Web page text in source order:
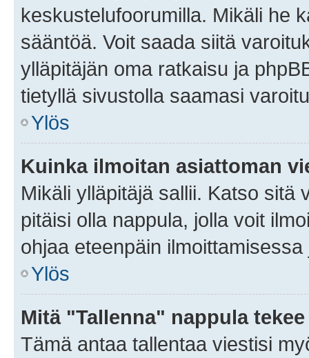
keskustelufoorumilla. Mikäli he
sääntöä. Voit saada siitä
ylläpitäjän oma ratkaisu ja
tietyllä sivustolla saamasi
Ylös
Kuinka ilmoitan asiattoman
Mikäli ylläpitäjä sallii. Katso sitä
pitäisi olla nappula, jolla voit
ohjaa eteenpäin
Ylös
Mitä "Tallenna" nappula
Tämä antaa tallentaa viestisi